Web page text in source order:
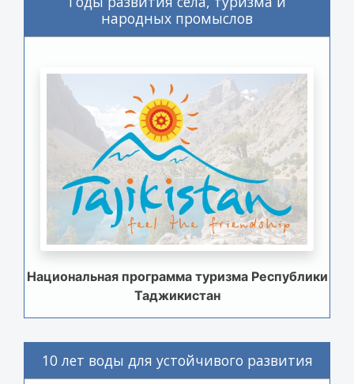
народных промыслов
Национальная программа туризма Республики
Таджикистан
10 лет воды для устойчивого развития